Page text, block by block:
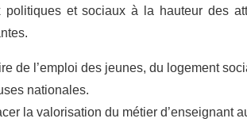
politiques et sociaux à la hauteur des
de l’emploi des jeunes, du logement
nationales.
la valorisation du métier d’enseignant